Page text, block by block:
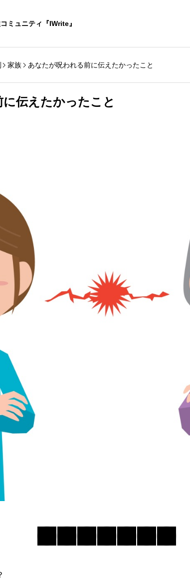
ミュニティ『IWrite』
家族 あなたが呪われる前に伝えたかったこと
伝えたかったこと